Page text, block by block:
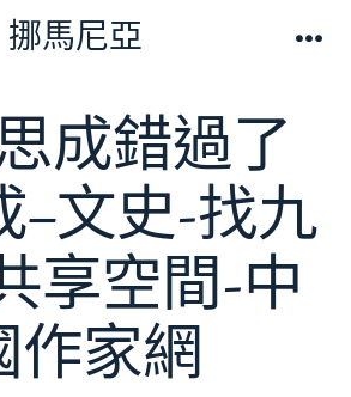
挪馬尼亞
成錯過了
–文史-找九
享空間-中
作家網